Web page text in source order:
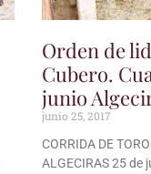
Orden de
Cubero.
junio
junio 25, 2017
CORRIDA DE
ALGECIRAS 25 de